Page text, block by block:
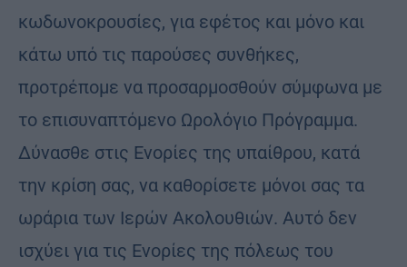
κωδωνοκρουσίες, για εφέτος και μόνο και
κάτω υπό τις παρούσες συνθήκες,
προτρέπομε να προσαρμοσθούν σύμφωνα με
το επισυναπτόμενο Ωρολόγιο Πρόγραμμα.
Δύνασθε στις Ενορίες της υπαίθρου, κατά
την κρίση σας, να καθορίσετε μόνοι σας τα
ωράρια των Ιερών Ακολουθιών. Αυτό δεν
ισχύει για τις Ενορίες της πόλεως του